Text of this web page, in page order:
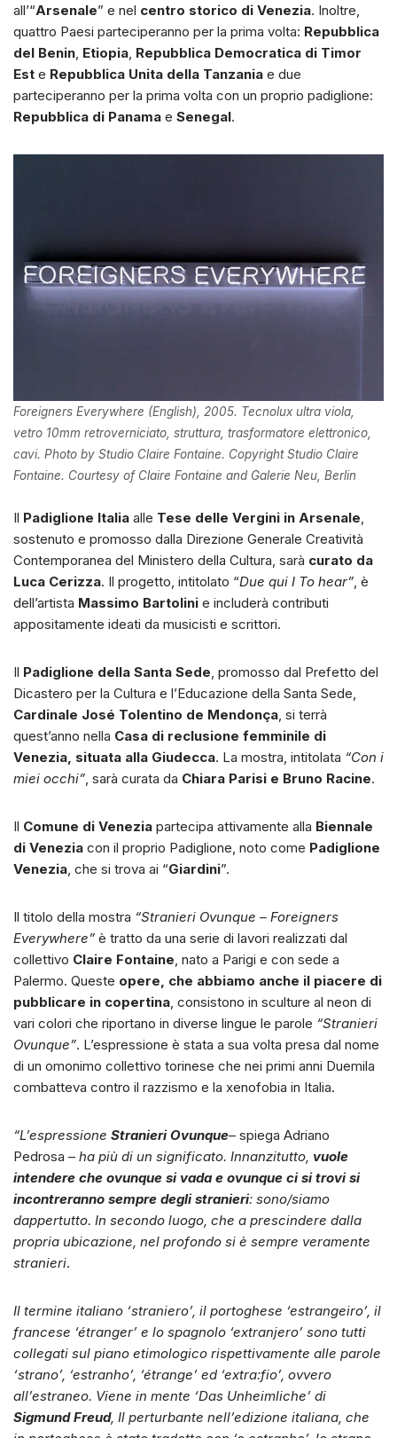
all’“Arsenale” e nel centro storico di Venezia. Inoltre,
quattro Paesi parteciperanno per la prima volta: Repubblica
del Benin, Etiopia, Repubblica Democratica di Timor
Est e Repubblica Unita della Tanzania e due
parteciperanno per la prima volta con un proprio padiglione:
Repubblica di Panama e Senegal.
Foreigners Everywhere (English), 2005. Tecnolux ultra viola,
vetro 10mm retroverniciato, struttura, trasformatore elettronico,
cavi. Photo by Studio Claire Fontaine. Copyright Studio Claire
Fontaine. Courtesy of Claire Fontaine and Galerie Neu, Berlin
Il Padiglione Italia alle Tese delle Vergini in Arsenale,
sostenuto e promosso dalla Direzione Generale Creatività
Contemporanea del Ministero della Cultura, sarà curato da
Luca Cerizza. Il progetto, intitolato “Due qui I To hear”, è
dell’artista Massimo Bartolini e includerà contributi
appositamente ideati da musicisti e scrittori.
Il Padiglione della Santa Sede, promosso dal Prefetto del
Dicastero per la Cultura e l’Educazione della Santa Sede,
Cardinale José Tolentino de Mendonça, si terrà
quest’anno nella Casa di reclusione femminile di
Venezia, situata alla Giudecca. La mostra, intitolata “Con i
miei occhi”, sarà curata da Chiara Parisi e Bruno Racine.
Il Comune di Venezia partecipa attivamente alla Biennale
di Venezia con il proprio Padiglione, noto come Padiglione
Venezia, che si trova ai “Giardini”.
Il titolo della mostra “Stranieri Ovunque – Foreigners
Everywhere” è tratto da una serie di lavori realizzati dal
collettivo Claire Fontaine, nato a Parigi e con sede a
Palermo. Queste opere, che abbiamo anche il piacere di
pubblicare in copertina, consistono in sculture al neon di
vari colori che riportano in diverse lingue le parole “Stranieri
Ovunque”. L’espressione è stata a sua volta presa dal nome
di un omonimo collettivo torinese che nei primi anni Duemila
combatteva contro il razzismo e la xenofobia in Italia.
“L’espressione Stranieri Ovunque– spiega Adriano
Pedrosa – ha più di un significato. Innanzitutto, vuole
intendere che ovunque si vada e ovunque ci si trovi si
incontreranno sempre degli stranieri: sono/siamo
dappertutto. In secondo luogo, che a prescindere dalla
propria ubicazione, nel profondo si è sempre veramente
stranieri.
Il termine italiano ‘straniero’, il portoghese ‘estrangeiro’, il
francese ‘étranger’ e lo spagnolo ‘extranjero’ sono tutti
collegati sul piano etimologico rispettivamente alle parole
‘strano’, ‘estranho’, ‘étrange’ ed ‘extra:fio’, ovvero
all’estraneo. Viene in mente ‘Das Unheimliche’ di
Sigmund Freud, Il perturbante nell’edizione italiana, che